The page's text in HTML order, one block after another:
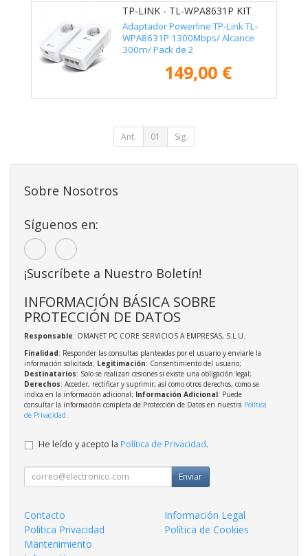
TP-LINK - TL-WPA8631P KIT
Adaptador Powerline TP-Link TL-
WPA8631P 1300Mbps/ Alcance
300m/ Pack de 2
149,00 €
Ant. 01 Sig.
Sobre Nosotros
Síguenos en:
¡Suscríbete a Nuestro Boletín!
INFORMACIÓN BÁSICA SOBRE
PROTECCIÓN DE DATOS
Responsable: OMANET PC CORE SERVICIOS A EMPRESAS, S.L.U.
Finalidad: Responder las consultas planteadas por el usuario y enviarle la
información solicitada; Legitimación: Consentimiento del usuario;
Destinatarios: Solo se realizan cesiones si existe una obligación legal;
Derechos: Acceder, rectificar y suprimir, así como otros derechos, como se
indica en la información adicional; Información Adicional: Puede
consultar la información completa de Protección de Datos en nuestra Política
de Privacidad
He leído y acepto la Política de Privacidad.
Enviar
Contacto
Información Legal
Política Privacidad
Política de Cookies
Mantenimiento